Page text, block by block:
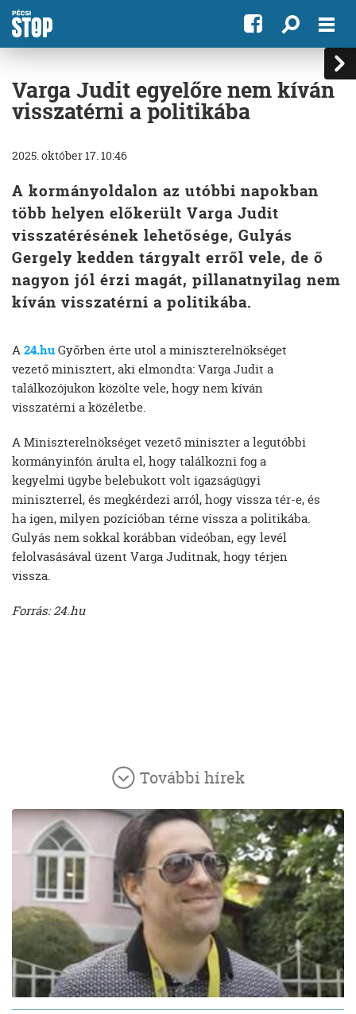
Varga Judit egyelőre nem kíván
visszatérni a politikába
2025. október 17. 10:46
A kormányoldalon az utóbbi napokban
több helyen előkerült Varga Judit
visszatérésének lehetősége, Gulyás
Gergely kedden tárgyalt erről vele, de ő
nagyon jól érzi magát, pillanatnyilag nem
kíván visszatérni a politikába.
A24.huGyőrben érte utol a miniszterelnökséget
vezető minisztert, aki elmondta: Varga Judit a
találkozójukon közölte vele, hogy nem kíván
visszatérni a közéletbe.
A Miniszterelnökséget vezető miniszter a legutóbbi
kormányinfón árulta el, hogy találkozni fog a
kegyelmi ügybe belebukott volt igazságügyi
miniszterrel, és megkérdezi arról, hogy vissza tér-e, és
ha igen, milyen pozícióban térne vissza a politikába.
Gulyás nem sokkal korábban videóban, egy levél
felolvasásával üzent Varga Juditnak, hogy térjen
vissza.
Forrás: 24.hu
További hírek